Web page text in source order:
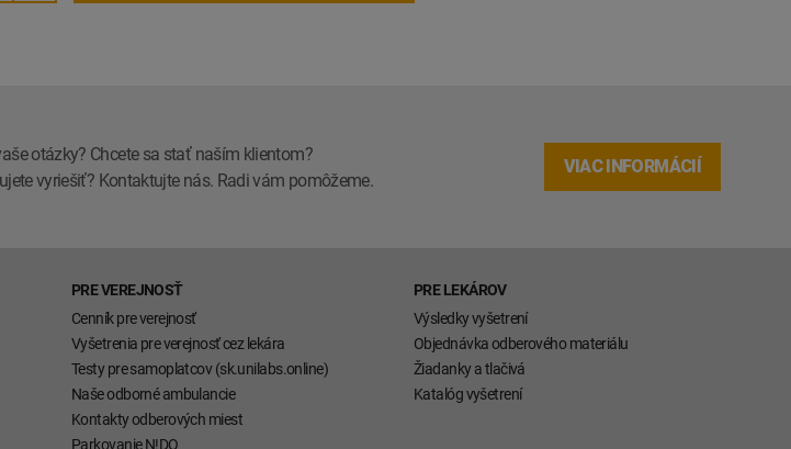
otázky? Chcete sa stať naším klientom?
vyriešiť? Kontaktujte nás. Radi vám pomôžeme.
VIAC INFORMÁCIÍ
PRE VEREJNOSŤ
Cenník pre verejnosť
Vyšetrenia pre verejnosť cez lekára
Testy pre samoplatcov (sk.unilabs.online)
Naše odborné ambulancie
Kontakty odberových miest
Parkovanie N!DO
PRE LEKÁROV
Výsledky vyšetrení
Objednávka odberového materiálu
Žiadanky a tlačivá
Katalóg vyšetrení